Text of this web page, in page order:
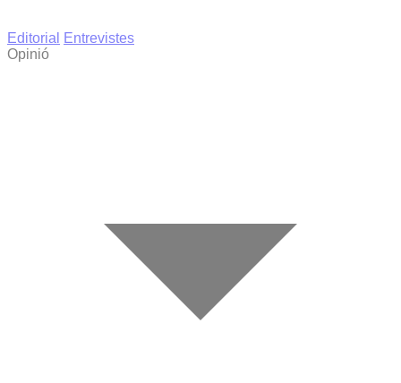
Editorial
Entrevistes
Opinió